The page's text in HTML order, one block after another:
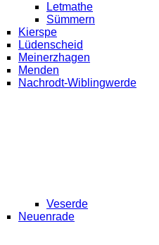
Letmathe
Sümmern
Kierspe
Lüdenscheid
Meinerzhagen
Menden
Nachrodt-Wiblingwerde
Veserde
Neuenrade